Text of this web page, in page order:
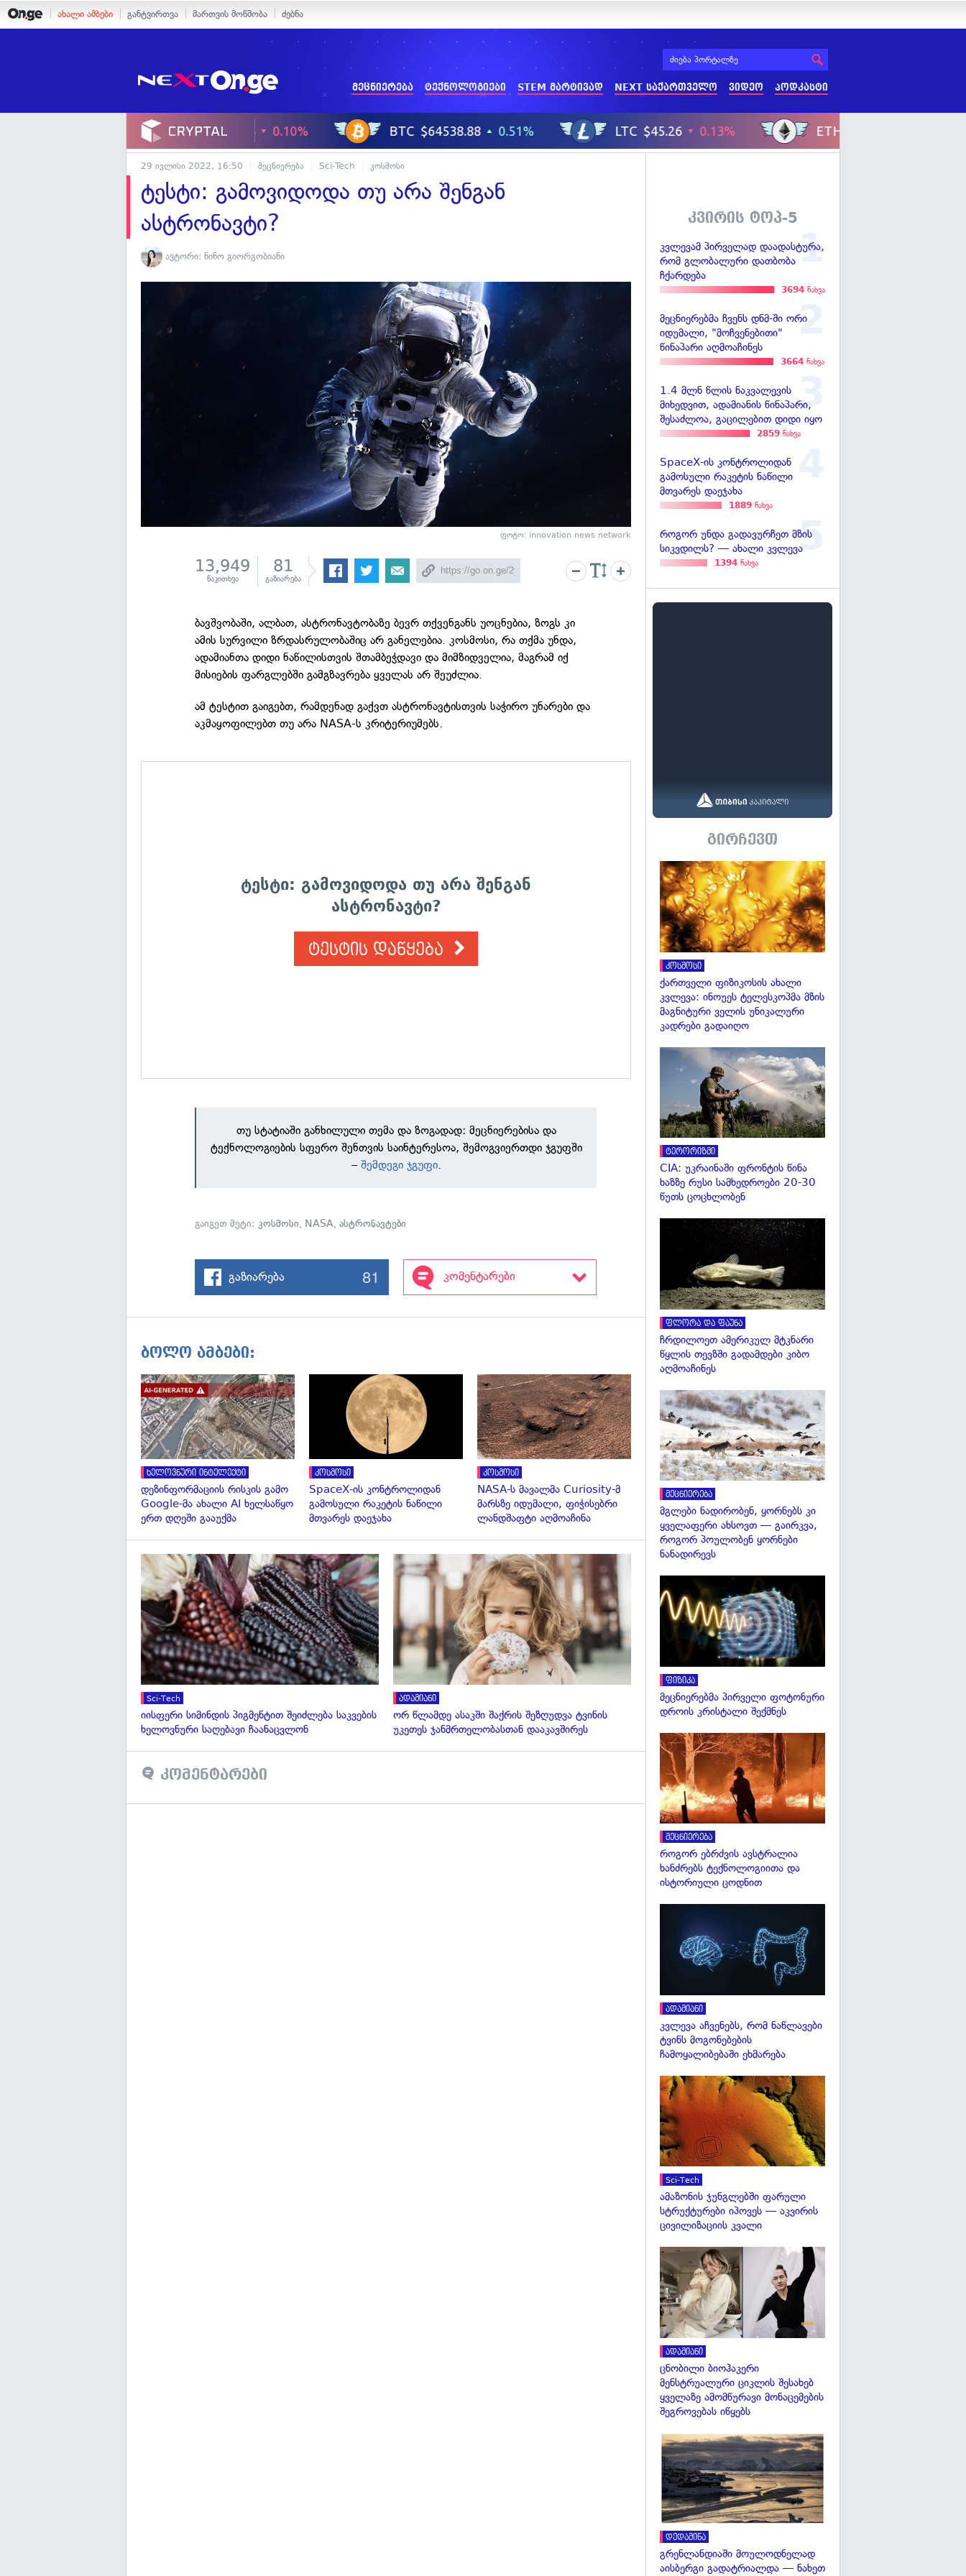
ახალი ამბები განტვირთვა მართვის მოწმობა ძებნა
მეცნიერება ტექნოლოგიები STEM მარტივად NEXT საქართველო ვიდეო პოდკასტი
29 ივლისი 2022, 16:50 მეცნიერება Sci-Tech კოსმოსი
ტესტი: გამოვიდოდა თუ არა შენგან
ასტრონავტი?
ავტორი: ნინო გიორგობიანი
ფოტო: innovation news network
13,949
წაკითხვა
81
გაზიარება
ბავშვობაში, ალბათ, ასტრონავტობაზე ბევრ თქვენგანს უოცნებია, ზოგს კი
ამის სურვილი ზრდასრულობაშიც არ განელებია. კოსმოსი, რა თქმა უნდა,
ადამიანთა დიდი ნაწილისთვის შთამბეჭდავი და მიმზიდველია, მაგრამ იქ
მისიების ფარგლებში გამგზავრება ყველას არ შეუძლია.
ამ ტესტით გაიგებთ, რამდენად გაქვთ ასტრონავტისთვის საჭირო უნარები და
აკმაყოფილებთ თუ არა NASA-ს კრიტერიუმებს.
ტესტი: გამოვიდოდა თუ არა შენგან
ასტრონავტი?
ტესტის დაწყება
თუ სტატიაში განხილული თემა და ზოგადად: მეცნიერებისა და
ტექნოლოგიების სფერო შენთვის საინტერესოა, შემოგვიერთდი ჯგუფში
–შემდეგი ჯგუფი.
გაიგეთ მეტი:კოსმოსი, NASA,ასტრონავტები
გაზიარება 81 კომენტარები
ბოლო ამბები:
გადახედვა
ხელოვნური ინტელექტი
დეზინფორმაციის რისკის გამო
Google-მა ახალი AI ხელსაწყო
ერთ დღეში გააუქმა
გადახედვა
კოსმოსი
SpaceX-ის კონტროლიდან
გამოსული რაკეტის ნაწილი
მთვარეს დაეჯახა
გადახედვა
კოსმოსი
NASA-ს მავალმა Curiosity-მ
მარსზე იდუმალი, ფიჭისებრი
ლანდშაფტი აღმოაჩინა
გადახედვა
Sci-Tech
იისფერი სიმინდის პიგმენტით შეიძლება საკვების
ხელოვნური საღებავი ჩაანაცვლონ
ადამიანი
ორ წლამდე ასაკში შაქრის შეზღუდვა ტვინის
უკეთეს ჯანმრთელობასთან დააკავშირეს
კომენტარები
კვირის ტოპ-5
კვლევამ პირველად დაადასტურა,
რომ გლობალური დათბობა
ჩქარდება
3694 ნახვა
მეცნიერებმა ჩვენს დნმ-ში ორი
იდუმალი, "მოჩვენებითი"
წინაპარი აღმოაჩინეს
3664 ნახვა
1.4 მლნ წლის ნაკვალევის
მიხედვით, ადამიანის წინაპარი,
შესაძლოა, გაცილებით დიდი იყო
2859 ნახვა
SpaceX-ის კონტროლიდან
გამოსული რაკეტის ნაწილი
მთვარეს დაეჯახა
1889 ნახვა
როგორ უნდა გადავურჩეთ მზის
სიკვდილს? — ახალი კვლევა
1394 ნახვა
გირჩევთ
კოსმოსი
ქართველი ფიზიკოსის ახალი
კვლევა: ინოუეს ტელესკოპმა მზის
მაგნიტური ველის უნიკალური
კადრები გადაიღო
ტერორიზმი
CIA: უკრაინაში ფრონტის წინა
ხაზზე რუსი სამხედროები 20-30
წუთს ცოცხლობენ
ფლორა და ფაუნა
ჩრდილოეთ ამერიკულ მტკნარი
წყლის თევზში გადამდები კიბო
აღმოაჩინეს
მეცნიერება
მგლები ნადირობენ, ყორნებს კი
ყველაფერი ახსოვთ — გაირკვა,
როგორ პოულობენ ყორნები
ნანადირევს
ფიზიკა
მეცნიერებმა პირველი ფოტონური
დროის კრისტალი შექმნეს
მეცნიერება
როგორ ებრძვის ავსტრალია
ხანძრებს ტექნოლოგიითა და
ისტორიული ცოდნით
ადამიანი
კვლევა აჩვენებს, რომ ნაწლავები
ტვინს მოგონებების
ჩამოყალიბებაში ეხმარება
Sci-Tech
ამაზონის ჯუნგლებში ფარული
სტრუქტურები იპოვეს — აკვირის
ცივილიზაციის კვალი
ადამიანი
ცნობილი ბიოჰაკერი
მენსტრუალური ციკლის შესახებ
ყველაზე ამომწურავი მონაცემების
შეგროვებას იწყებს
დედამიწა
გრენლანდიაში მოულოდნელად
აისბერგი გადატრიალდა — ნახეთ